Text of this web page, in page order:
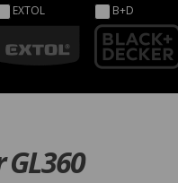
EXTOL B+D